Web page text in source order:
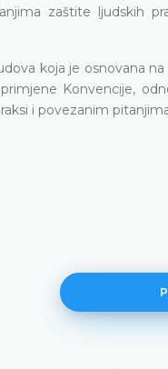
zaštite ljudskih
koja je osnovana
Konvencije,
i povezanim